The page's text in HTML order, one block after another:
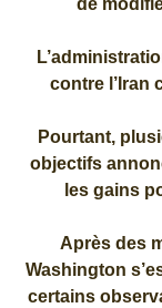
de
contre l’Iran
Pourtant,
objectifs
les gains
Après des
Washington
certains